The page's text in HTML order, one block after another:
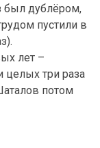
был дублёром,
пустили в
лет –
целых три раза
потом